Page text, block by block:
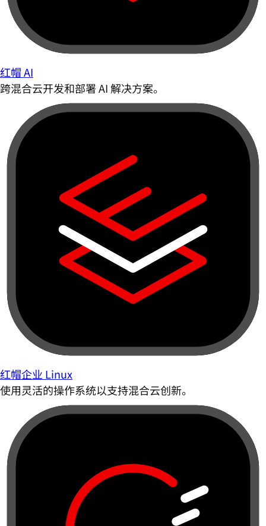
红帽 AI
跨混合云开发和部署 AI 解决方案。
红帽企业 Linux
使用灵活的操作系统以支持混合云创新。